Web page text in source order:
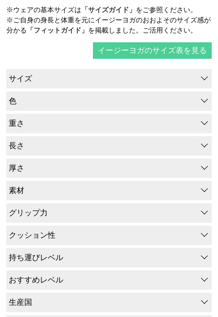
※ウェアの基本サイズは 「サイズガイド」 をご参照ください。
※ご自身の身長と体重を元にイージーヨガのおおよそのサイズ感が
分かる 「フィットガイド」 を掲載しました。ご活用ください。
イージーヨガのサイズ表を見る
サイズ
色
重さ
長さ
厚さ
素材
グリップ力
クッション性
持ち運びレベル
おすすめレベル
生産国